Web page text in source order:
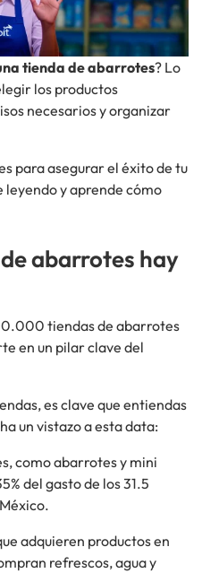
tienda de abarrotes? Lo
los productos
necesarios y organizar
para asegurar el éxito de tu
leyendo y aprende cómo
abarrotes hay
tiendas de abarrotes
en un pilar clave del
es clave que entiendas
un vistazo a esta data:
como abarrotes y mini
del gasto de los 31.5
adquieren productos en
refrescos, agua y